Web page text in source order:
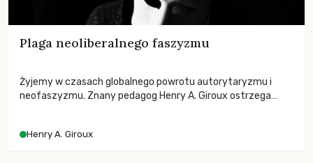
Plaga neoliberalnego faszyzmu
Żyjemy w czasach globalnego powrotu autorytaryzmu i
neofaszyzmu. Znany pedagog Henry A. Giroux ostrzega
wychowają świadomych obywateli?
Henry A. Giroux